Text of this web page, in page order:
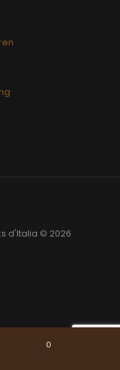
d'Italia © 2026
0